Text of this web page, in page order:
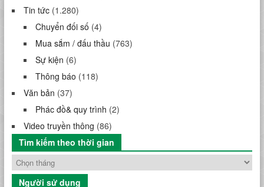
Tin tức(1.280)
Chuyển đối số (4)
Mua sắm / đấu thầu (763)
Sự kiện (6)
Thông báo (118)
Văn bản (37)
Phác đồ& quy trình (2)
Video truyền thông (86)
Tìm kiếm theo thời gian
Người sử dụng